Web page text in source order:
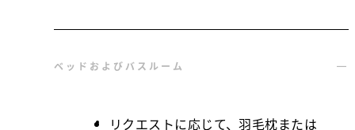
ベッドおよびバスルーム
リクエストに応じて、羽毛枕または